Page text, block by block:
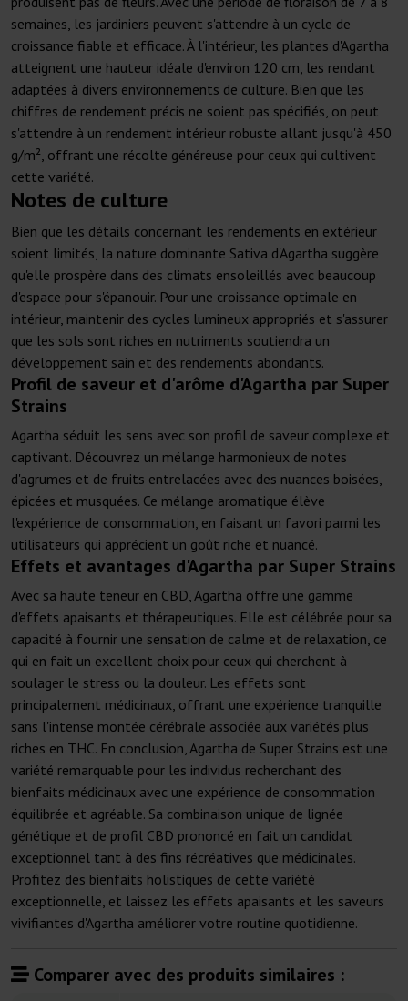
semaines, les jardiniers peuvent s'attendre à un cycle de
croissance fiable et efficace. À l'intérieur, les plantes d'Agartha
atteignent une hauteur idéale d'environ 120 cm, les rendant
adaptées à divers environnements de culture. Bien que les
chiffres de rendement précis ne soient pas spécifiés, on peut
s'attendre à un rendement intérieur robuste allant jusqu'à 450
g/m², offrant une récolte généreuse pour ceux qui cultivent
cette variété.
Notes de culture
Bien que les détails concernant les rendements en extérieur
soient limités, la nature dominante Sativa d'Agartha suggère
qu'elle prospère dans des climats ensoleillés avec beaucoup
d'espace pour s'épanouir. Pour une croissance optimale en
intérieur, maintenir des cycles lumineux appropriés et s'assurer
que les sols sont riches en nutriments soutiendra un
développement sain et des rendements abondants.
Profil de saveur et d'arôme d'Agartha par Super
Strains
Agartha séduit les sens avec son profil de saveur complexe et
captivant. Découvrez un mélange harmonieux de notes
d'agrumes et de fruits entrelacées avec des nuances boisées,
épicées et musquées. Ce mélange aromatique élève
l'expérience de consommation, en faisant un favori parmi les
utilisateurs qui apprécient un goût riche et nuancé.
Effets et avantages d'Agartha par Super Strains
Avec sa haute teneur en CBD, Agartha offre une gamme
d'effets apaisants et thérapeutiques. Elle est célébrée pour sa
capacité à fournir une sensation de calme et de relaxation, ce
qui en fait un excellent choix pour ceux qui cherchent à
soulager le stress ou la douleur. Les effets sont
principalement médicinaux, offrant une expérience tranquille
sans l'intense montée cérébrale associée aux variétés plus
riches en THC. En conclusion, Agartha de Super Strains est une
variété remarquable pour les individus recherchant des
bienfaits médicinaux avec une expérience de consommation
équilibrée et agréable. Sa combinaison unique de lignée
génétique et de profil CBD prononcé en fait un candidat
exceptionnel tant à des fins récréatives que médicinales.
Profitez des bienfaits holistiques de cette variété
exceptionnelle, et laissez les effets apaisants et les saveurs
vivifiantes d'Agartha améliorer votre routine quotidienne.
Comparer avec des produits similaires :